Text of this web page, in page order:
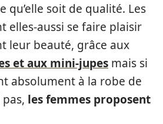
qu’elle soit de qualité. Les
elles-aussi se faire plaisir
leur beauté, grâce aux
et aux mini-jupes mais si
absolument à la robe de
les femmes proposent